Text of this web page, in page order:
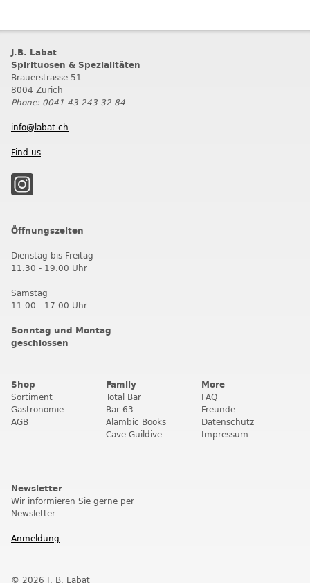
J.B. Labat
Spirituosen & Spezialitäten
Brauerstrasse 51
8004 Zürich
Phone: 0041 43 243 32 84
info@labat.ch
Find us
Öffnungszeiten
Dienstag bis Freitag
11.30 - 19.00 Uhr
Samstag
11.00 - 17.00 Uhr
Sonntag und Montag
geschlossen
Shop
Sortiment
Gastronomie
AGB
Family
Total Bar
Bar 63
Alambic Books
Cave Guildive
More
FAQ
Freunde
Datenschutz
Impressum
Newsletter
Wir informieren Sie gerne per
Newsletter.
Anmeldung
© 2026 J. B. Labat